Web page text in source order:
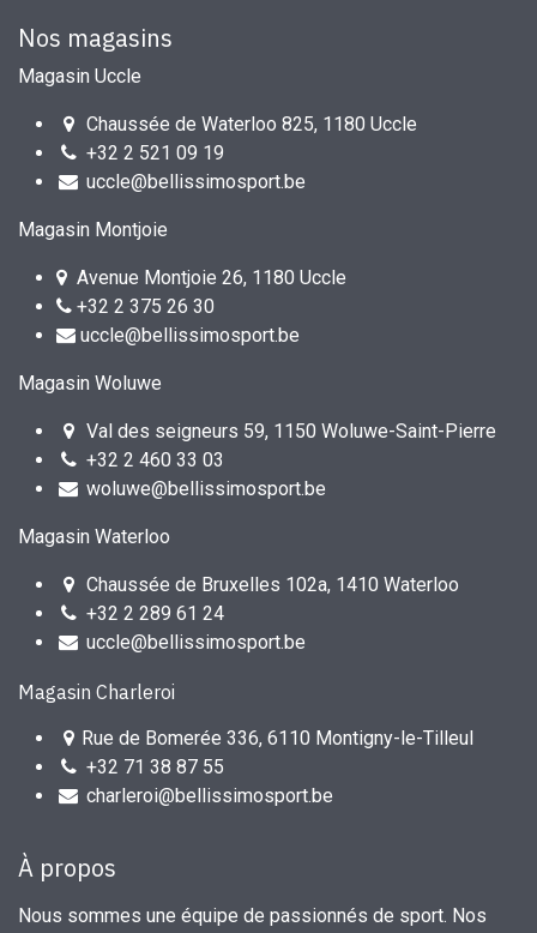
Nos magasins
Magasin Uccle
Chaussée de Waterloo 825, 1180 Uccle
+32 2 521 09 19
uccle@bellissimosport.be
Magasin Montjoie
Avenue Montjoie 26, 1180 Uccle
+32 2 375 26 30
uccle@bellissimosport.be
Magasin Woluwe
Val des seigneurs 59, 1150 Woluwe-Saint-Pierre
+32 2 460 33 03
woluwe@bellissimosport.be
Magasin Waterloo
Chaussée de Bruxelles 102a, 1410 Waterloo
+32 2 289 61 24
uccle@bellissimosport.be
Magasin Charleroi
Rue de Bomerée 336, 6110 Montigny-le-Tilleul
+32 71 38 87 55
charleroi@bellissimosport.be
À propos
Nous sommes une équipe de passionnés de sport. Nos